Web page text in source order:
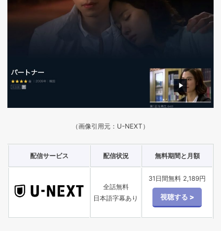
（画像引用元：U-NEXT）
配信サービス 配信状況 無料期間と月額
全話無料
日本語字幕あり
31日間無料 2,189円